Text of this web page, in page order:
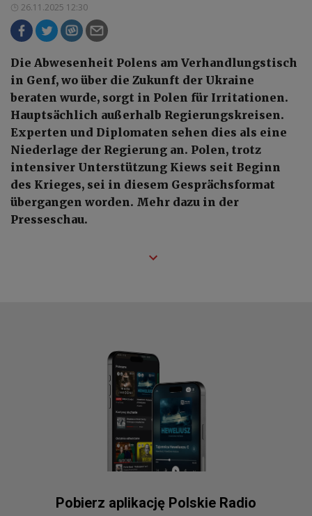
26.11.2025 12:30
Die Abwesenheit Polens am Verhandlungstisch
in Genf, wo über die Zukunft der Ukraine
beraten wurde, sorgt in Polen für Irritationen.
Hauptsächlich außerhalb Regierungskreisen.
Experten und Diplomaten sehen dies als eine
Niederlage der Regierung an. Polen, trotz
intensiver Unterstützung Kiews seit Beginn
des Krieges, sei in diesem Gesprächsformat
übergangen worden. Mehr dazu in der
Presseschau.
Pobierz aplikację Polskie Radio